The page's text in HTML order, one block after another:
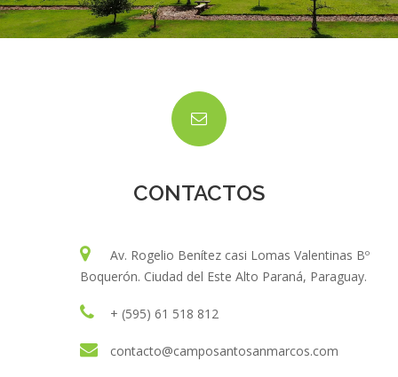
CONTACTOS
Av. Rogelio Benítez casi Lomas Valentinas Bº
Boquerón. Ciudad del Este Alto Paraná, Paraguay.
+ (595) 61 518 812
contacto@camposantosanmarcos.com